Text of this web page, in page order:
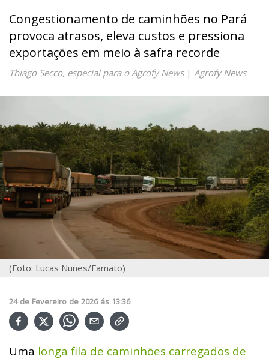
Congestionamento de caminhões no Pará
provoca atrasos, eleva custos e pressiona
exportações em meio à safra recorde
Thiago Secco, especial para o Agrofy News| Agrofy News
(Foto: Lucas Nunes/Famato)
24 de Fevereiro de 2026 ás 13:36
Uma longa fila de caminhões carregados de